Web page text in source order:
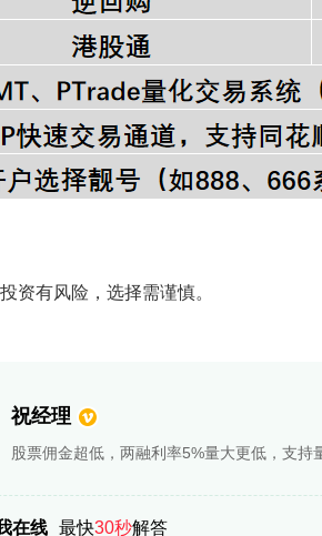
资有风险，选择需谨慎。
祝经理
股票佣金超低，两融利率5%量大更低，支持
在线 最快30秒解答